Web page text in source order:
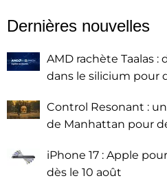
Dernières nouvelles
AMD rachète Taalas :
dans le silicium pour
Control Resonant :
de Manhattan pour
iPhone 17 : Apple
dès le 10 août